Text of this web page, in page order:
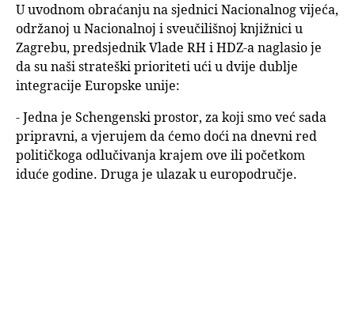
U uvodnom obraćanju na sjednici Nacionalnog vijeća,
održanoj u Nacionalnoj i sveučilišnoj knjižnici u
Zagrebu, predsjednik Vlade RH i HDZ-a naglasio je
da su naši strateški prioriteti ući u dvije dublje
integracije Europske unije:
- Jedna je Schengenski prostor, za koji smo već sada
pripravni, a vjerujem da ćemo doći na dnevni red
političkoga odlučivanja krajem ove ili početkom
iduće godine. Druga je ulazak u europodručje.